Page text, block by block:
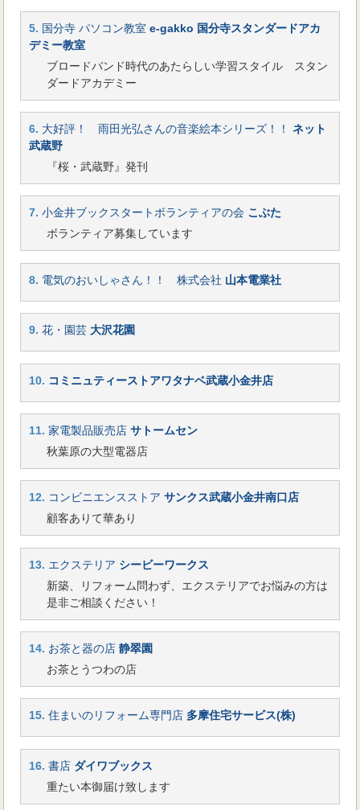
5. 国分寺 パソコン教室 e-gakko 国分寺スタンダードアカ
デミー教室
ブロードバンド時代のあたらしい学習スタイル スタン
ダードアカデミー
6. 大好評！ 雨田光弘さんの音楽絵本シリーズ！！
ネット
武蔵野
『桜・武蔵野』発刊
7. 小金井ブックスタートボランティアの会 こぶた
ボランティア募集しています
8. 電気のおいしゃさん！！ 株式会社 山本電業社
9. 花・園芸 大沢花園
10. コミニュティーストアワタナベ武蔵小金井店
11. 家電製品販売店 サトームセン
秋葉原の大型電器店
12. コンビニエンスストア サンクス武蔵小金井南口店
顧客ありて華あり
13. エクステリア シービーワークス
新築、リフォーム問わず、エクステリアでお悩みの方は
是非ご相談ください！
14. お茶と器の店 静翠園
お茶とうつわの店
15. 住まいのリフォーム専門店 多摩住宅サービス(株)
16. 書店 ダイワブックス
重たい本御届け致します